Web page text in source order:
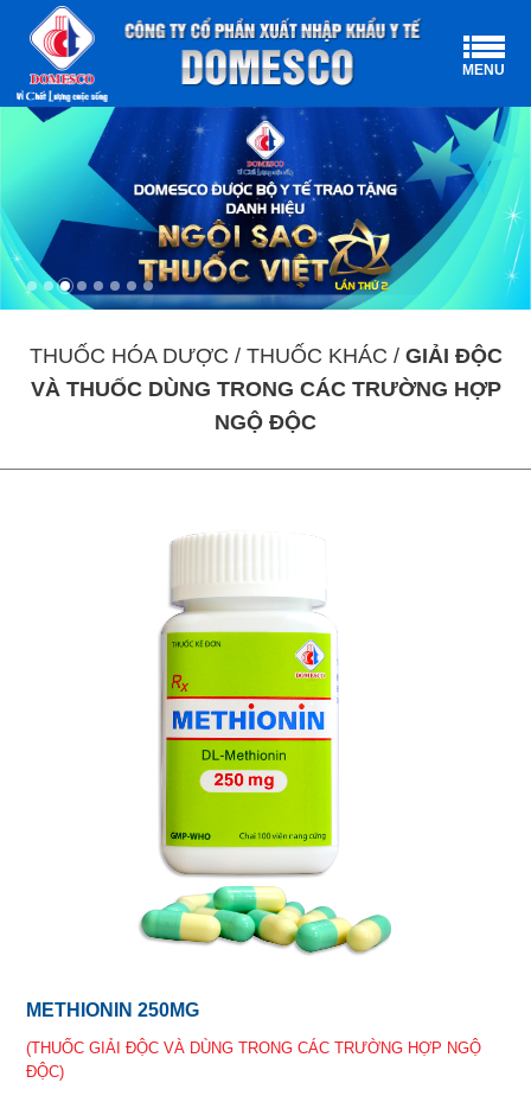
MENU
THUỐC HÓA DƯỢC / THUỐC KHÁC / GIẢI ĐỘC
VÀ THUỐC DÙNG TRONG CÁC TRƯỜNG HỢP
NGỘ ĐỘC
METHIONIN 250MG
(THUỐC GIẢI ĐỘC VÀ DÙNG TRONG CÁC TRƯỜNG HỢP NGỘ
ĐỘC)